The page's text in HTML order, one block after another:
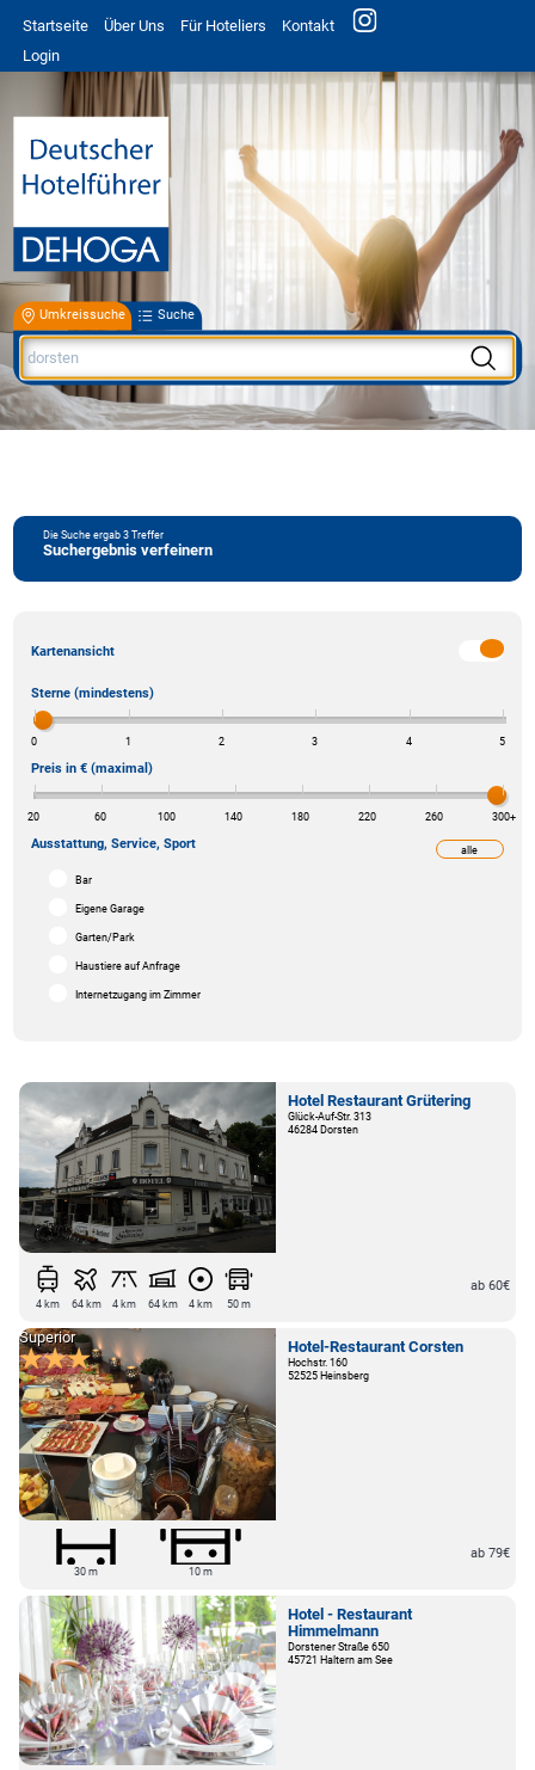
Startseite Über Uns Für Hoteliers
Kontakt
Login
Umkreissuche Suche
Hotel Restaurant Grütering
Glück-Auf-Str. 313
46284 Dorsten
4 km 64 km 4 km 64 km 4 km 50 m
ab 60€
Hotel-Restaurant Corsten
Hochstr. 160
52525 Heinsberg
Superior
30 m 10 m
ab 79€
Hotel - Restaurant
Himmelmann
Dorstener Straße 650
45721 Haltern am See
Die Suche ergab3Treffer
Suchergebnis verfeinern
Kartenansicht
Sterne (mindestens)
0 1 2 3 4 5
Preis in € (maximal)
20 60 100 140 180 220 260 300+
alle
Ausstattung, Service, Sport
Bar
Eigene Garage
Garten/Park
Haustiere auf Anfrage
Internetzugang im Zimmer